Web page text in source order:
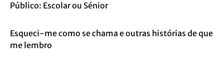
Público: Escolar ou Sénior
Esqueci-me como se chama e outras histórias de que
me lembro